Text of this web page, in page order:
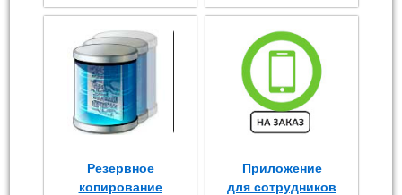
Резервное
копирование
Приложение
для сотрудников